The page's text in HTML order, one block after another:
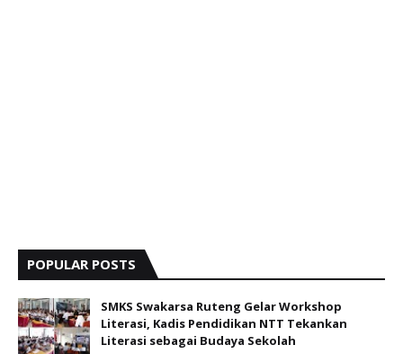
POPULAR POSTS
SMKS Swakarsa Ruteng Gelar Workshop
Literasi, Kadis Pendidikan NTT Tekankan
Literasi sebagai Budaya Sekolah